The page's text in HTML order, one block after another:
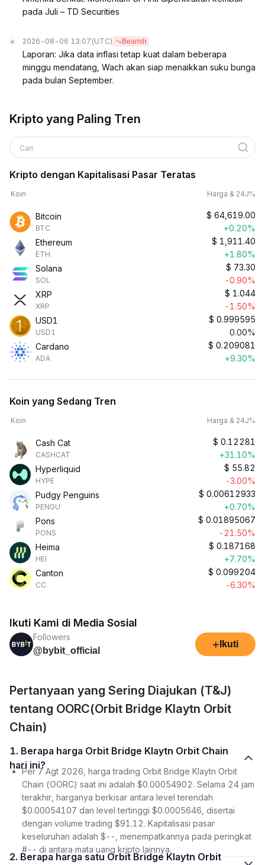
pada Juli – TD Securities
2026-08-06 13:07 (UTC) Bearish
Laporan: Jika data inflasi tetap kuat dalam beberapa
minggu mendatang, Wach akan siap menaikkan suku bunga
pada bulan September.
Kripto yang Paling Tren
Cari
Kripto dengan Kapitalisasi Pasar Teratas
Koin Harga & 24J%
Bitcoin
BTC
$ 64,619.00
+0.20%
Ethereum
ETH
$ 1,911.40
+1.80%
Solana
SOL
$ 73.30
-0.90%
XRP
XRP
$ 1.044
-1.50%
USD1
USD1
$ 0.999595
0.00%
Cardano
ADA
$ 0.209081
+9.30%
Koin yang Sedang Tren
Koin Harga & 24J%
Cash Cat
CASHCAT
$ 0.12281
+31.10%
Hyperliquid
HYPE
$ 55.82
-3.00%
Pudgy Penguins
PENGU
$ 0.00612933
+0.70%
Pons
PONS
$ 0.01895067
-21.50%
Heima
HEI
$ 0.187168
+7.70%
Canton
CC
$ 0.099204
-6.30%
Ikuti Kami di Media Sosial
Followers
@bybit_official
+ Ikuti
Pertanyaan yang Sering Diajukan (T&J)
tentang OORC(Orbit Bridge Klaytn Orbit
Chain)
1. Berapa harga Orbit Bridge Klaytn Orbit Chain
hari ini?
Per 7 Agt 2026, harga trading Orbit Bridge Klaytn Orbit
Chain (OORC) saat ini adalah $0.00054902. Selama 24 jam
terakhir, harganya berkisar antara level terendah
$0.00054107 dan level tertinggi $0.0005646, disertai
dengan volume trading $91.12. Kapitalisasi pasar
keseluruhan adalah $--, menempatkannya pada peringkat
#-- di antara mata uang kripto lainnya.
2. Berapa harga satu Orbit Bridge Klaytn Orbit